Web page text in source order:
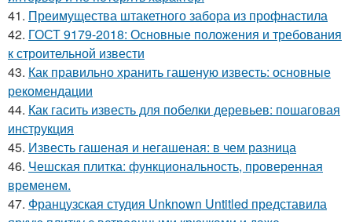
41. Преимущества штакетного забора из профнастила
42. ГОСТ 9179-2018: Основные положения и требования
к строительной извести
43. Как правильно хранить гашеную известь: основные
рекомендации
44. Как гасить известь для побелки деревьев: пошаговая
инструкция
45. Известь гашеная и негашеная: в чем разница
46. Чешская плитка: функциональность, проверенная
временем.
47. Французская студия Unknown Untitled представила